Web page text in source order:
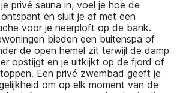
privé sauna in, voel je hoe de
en sluit je af met een
voor je neerploft op de bank.
bieden een buitenspa of
de open hemel zit terwijl de damp
opstijgt en je uitkijkt op de fjord of
Een privé zwembad geeft je
om op elk moment van de